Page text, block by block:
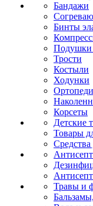
Бандажи
Бинты
Подушки
Трости
Костыли
Ходунки
Корсеты
Детские
Товары
Травы и